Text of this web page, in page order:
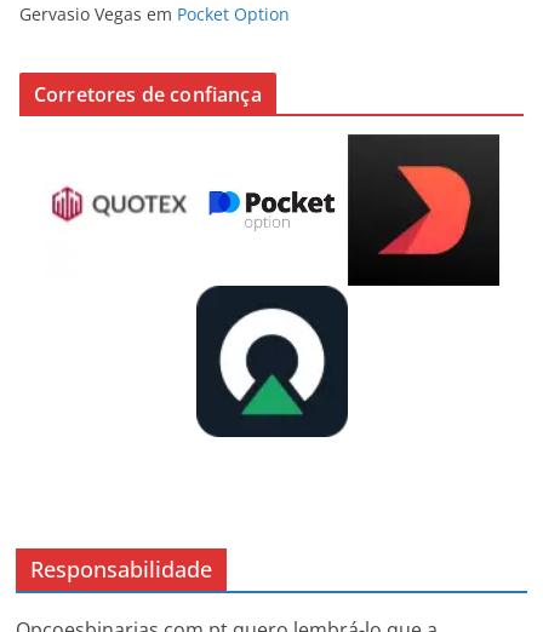
Gervasio Vegas em Pocket Option
Corretores de confiança
Responsabilidade